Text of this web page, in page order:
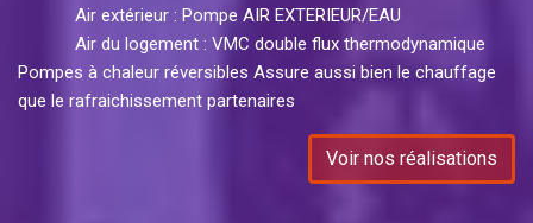
Air extérieur : Pompe AIR EXTERIEUR/EAU
Air du logement : VMC double flux thermodynamique
Pompes à chaleur réversibles Assure aussi bien le chauffage
que le rafraichissement partenaires
Voir nos réalisations